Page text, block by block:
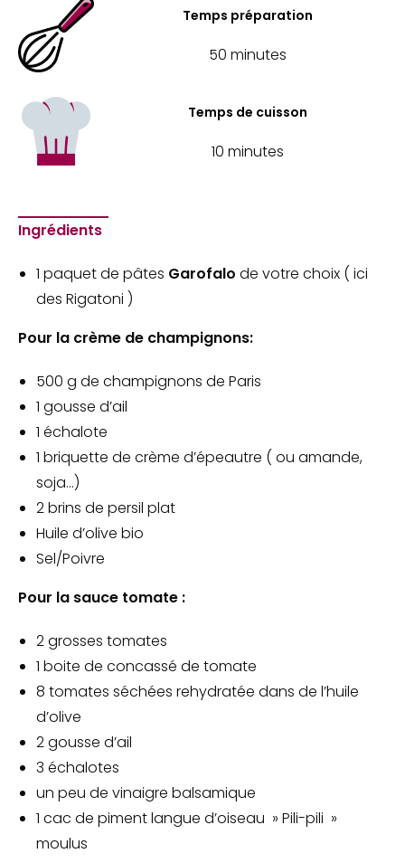
Temps préparation
50 minutes
Temps de cuisson
10 minutes
Ingrédients
1 paquet de pâtes Garofalo de votre choix ( ici
des Rigatoni )
Pour la crème de champignons:
500 g de champignons de Paris
1 gousse d’ail
1 échalote
1 briquette de crème d’épeautre ( ou amande,
soja…)
2 brins de persil plat
Huile d’olive bio
Sel/Poivre
Pour la sauce tomate :
2 grosses tomates
1 boite de concassé de tomate
8 tomates séchées rehydratée dans de l’huile
d’olive
2 gousse d’ail
3 échalotes
un peu de vinaigre balsamique
1 cac de piment langue d’oiseau » Pili-pili »
moulus